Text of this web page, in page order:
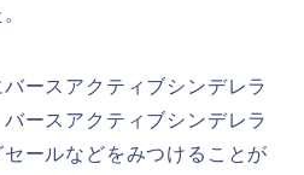
ースアクティブシンデレラ
ースアクティブシンデレラ
ールなどをみつけることが